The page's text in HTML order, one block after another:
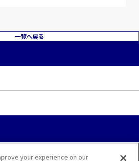
一覧へ戻る
your experience on our